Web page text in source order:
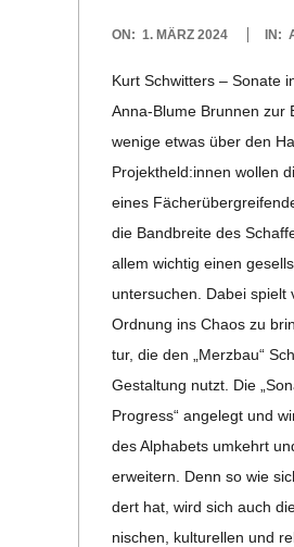
E2024-
ON: 1. MÄRZ 2024 IN:
Kurt Schwit­ters – Sonate
Anna-Blume Brun­nen zur
wenige etwas über den
Projektheld:innen wol­len
eines
die Band­breite des
allem wich­tig einen
unter­su­chen. Dabei spielt
Ord­nung ins Chaos zu
tur, die den „Merz­bau“
Gestal­tung nutzt. Die
Pro­gress“ ange­legt und
des Alpha­bets umkehrt
erwei­tern. Denn so wie
dert hat, wird sich auch
ni­schen, kul­tu­rel­len und